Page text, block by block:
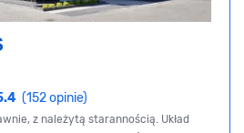
(152 opinie)
z należytą starannością. Układ